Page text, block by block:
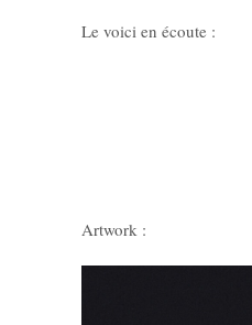
Le voici en écoute :
Artwork :